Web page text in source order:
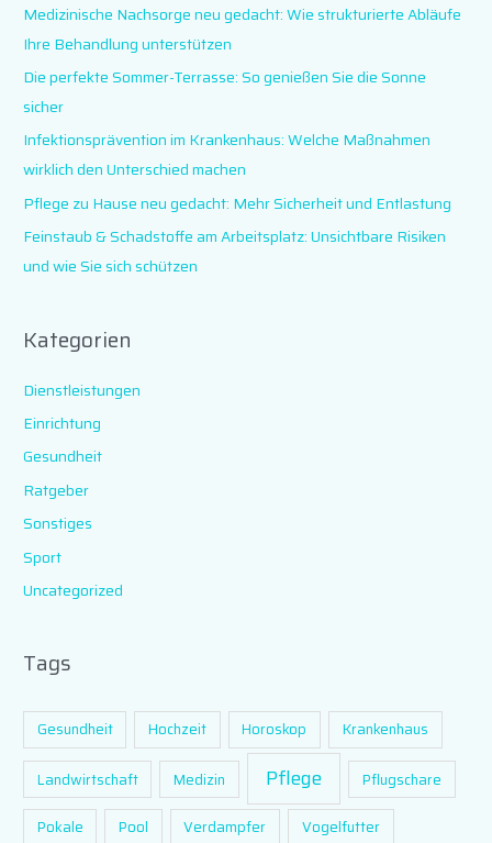
a
c
h
:
Medizinische Nachsorge neu gedacht: Wie strukturierte Abläufe
Ihre Behandlung unterstützen
Die perfekte Sommer-Terrasse: So genießen Sie die Sonne
sicher
Infektionsprävention im Krankenhaus: Welche Maßnahmen
wirklich den Unterschied machen
Pflege zu Hause neu gedacht: Mehr Sicherheit und Entlastung
Feinstaub & Schadstoffe am Arbeitsplatz: Unsichtbare Risiken
und wie Sie sich schützen
Kategorien
Dienstleistungen
Einrichtung
Gesundheit
Ratgeber
Sonstiges
Sport
Uncategorized
Tags
Gesundheit Hochzeit Horoskop Krankenhaus
Landwirtschaft Medizin Pflege Pflugschare
Pokale Pool Verdampfer Vogelfutter